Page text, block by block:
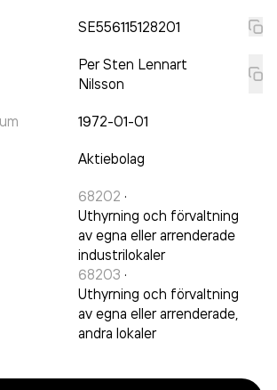
SE556115128201
Per Sten Lennart
Nilsson
1972-01-01
Aktiebolag
68202 ·
Uthyrning och förvaltning
av egna eller arrenderade
industrilokaler
68203 ·
Uthyrning och förvaltning
av egna eller arrenderade,
andra lokaler